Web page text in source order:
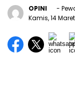
OPINI
-
Kamis, 14